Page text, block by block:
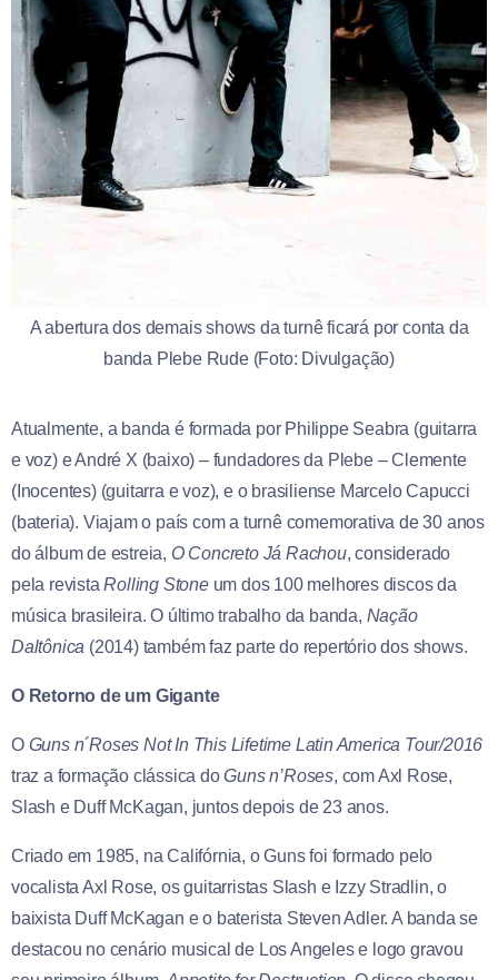
A abertura dos demais shows da turnê ficará por conta da
banda Plebe Rude (Foto: Divulgação)
Atualmente, a banda é formada por Philippe Seabra (guitarra
e voz) e André X (baixo) – fundadores da Plebe – Clemente
(Inocentes) (guitarra e voz), e o brasiliense Marcelo Capucci
(bateria). Viajam o país com a turnê comemorativa de 30 anos
do álbum de estreia, O Concreto Já Rachou, considerado
pela revistaRolling Stoneum dos 100 melhores discos da
música brasileira. O último trabalho da banda, Nação
Daltônica (2014) também faz parte do repertório dos shows.
O Retorno de um Gigante
OGuns n´Roses Not In This Lifetime Latin America Tour/2016
traz a formação clássica doGuns n’Roses, com Axl Rose,
Slash e Duff McKagan, juntos depois de 23 anos.
Criado em 1985, na Califórnia, o Guns foi formado pelo
vocalista Axl Rose, os guitarristas Slash e Izzy Stradlin, o
baixista Duff McKagan e o baterista Steven Adler. A banda se
destacou no cenário musical de Los Angeles e logo gravou